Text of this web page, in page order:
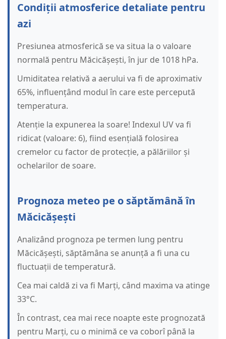
Condiții atmosferice detaliate pentru
azi
Presiunea atmosferică se va situa la o valoare
normală pentru Măcicășești, în jur de 1018 hPa.
Umiditatea relativă a aerului va fi de aproximativ
65%, influențând modul în care este percepută
temperatura.
Atenție la expunerea la soare! Indexul UV va fi
ridicat (valoare: 6), fiind esențială folosirea
cremelor cu factor de protecție, a pălăriilor și
ochelarilor de soare.
Prognoza meteo pe o săptămână în
Măcicășești
Analizând prognoza pe termen lung pentru
Măcicășești, săptămâna se anunță a fi una cu
fluctuații de temperatură.
Cea mai caldă zi va fi Marți, când maxima va atinge
33°C.
În contrast, cea mai rece noapte este prognozată
pentru Marți, cu o minimă ce va coborî până la